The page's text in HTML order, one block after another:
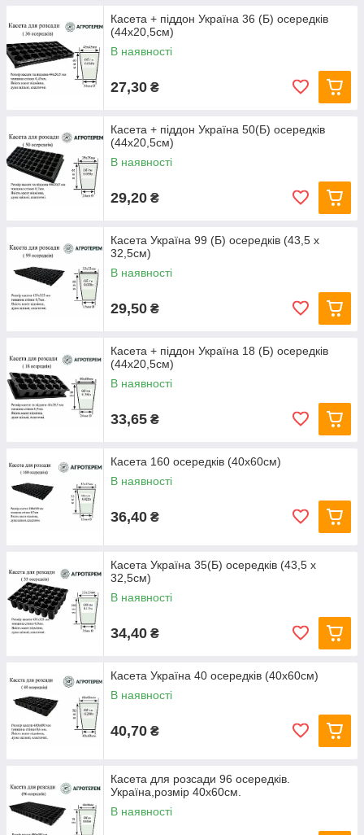
Касета + піддон Україна 36 (Б) осередків
(44х20,5см)
В наявності
27,30 ₴
Касета + піддон Україна 50(Б) осередків
(44х20,5см)
В наявності
29,20 ₴
Касета Україна 99 (Б) осередків (43,5 х
32,5см)
В наявності
29,50 ₴
Касета + піддон Україна 18 (Б) осередків
(44х20,5см)
В наявності
33,65 ₴
Касета 160 осередків (40х60см)
В наявності
36,40 ₴
Касета Україна 35(Б) осередків (43,5 х
32,5см)
В наявності
34,40 ₴
Касета Україна 40 осередків (40х60см)
В наявності
40,70 ₴
Касета для розсади 96 осередків.
Україна,розмір 40х60см.
В наявності